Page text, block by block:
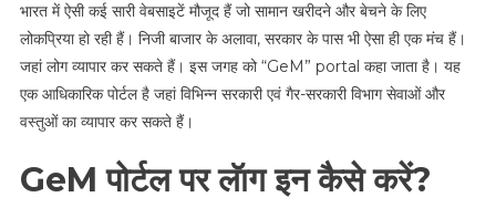
भारत में ऐसी कई सारी वेबसाइटें मौजूद हैं जो सामान खरीदने और बेचने के लिए
लोकप्रिया हो रही हैं। निजी बाजार के अलावा, सरकार के पास भी ऐसा ही एक मंच हैं।
जहां लोग व्यापार कर सकते हैं। इस जगह को “GeM” portal कहा जाता है। यह
एक आधिकारिक पोर्टल है जहां विभिन्न सरकारी एवं गैर-सरकारी विभाग सेवाओं और
वस्तुओं का व्यापार कर सकते हैं।
GeM पोर्टल पर लॅाग इन कैसे करें?